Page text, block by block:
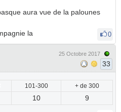
aura vue de la palounes
la
0
25 Octobre 2017
33
101-300 + de 300
10 9